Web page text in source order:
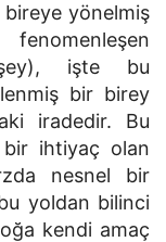
yönelmiş
şey), işte bu
bir birey
iradedir. Bu
bir ihtiyaç olan
nesnel bir
yoldan bilinci
kendi amaç